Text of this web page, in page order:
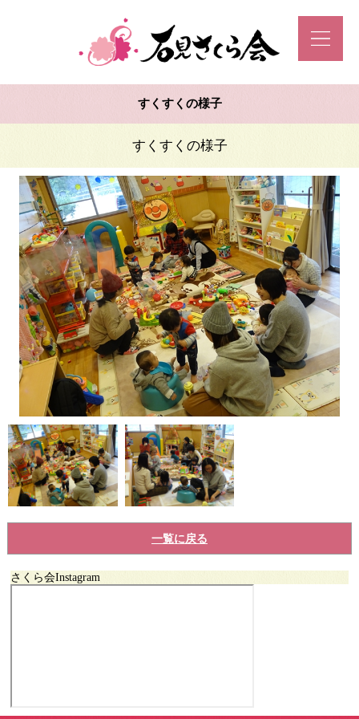
すくすくの様子
すくすくの様子
一覧に戻る
さくら会Instagram